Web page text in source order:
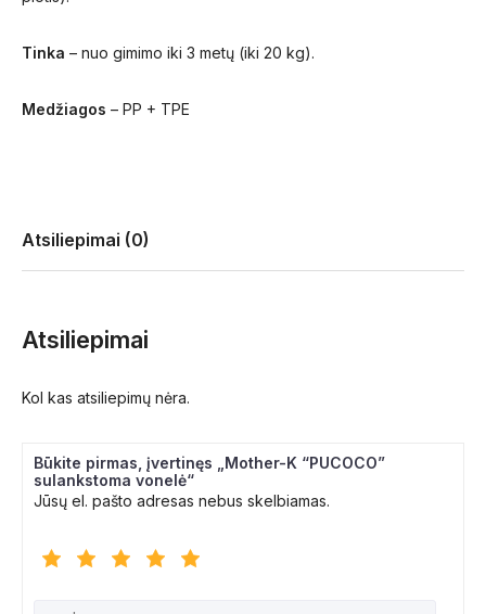
Tinka – nuo gimimo iki 3 metų (iki 20 kg).
Medžiagos – PP + TPE
Atsiliepimai (0)
Atsiliepimai
Kol kas atsiliepimų nėra.
Būkite pirmas, įvertinęs „Mother-K “PUCOCO”
sulankstoma vonelė“
Jūsų el. pašto adresas nebus skelbiamas.